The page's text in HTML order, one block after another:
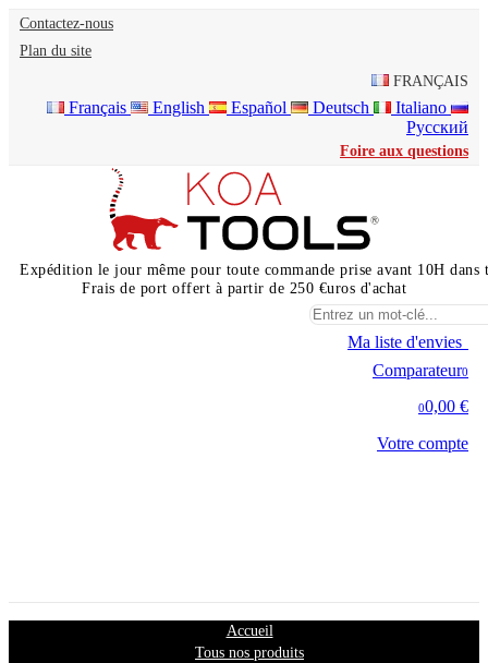
Contactez-nous
Plan du site
FRANÇAIS
Français English Español Deutsch
Italiano
Русский
Foire aux questions
Expédition le jour même pour toute commande prise avant 10H dans
Frais de port offert à partir de 250 €uros d'achat
Ma liste d'envies
Comparateur0
00,00 €
Votre compte
Accueil
Tous nos produits